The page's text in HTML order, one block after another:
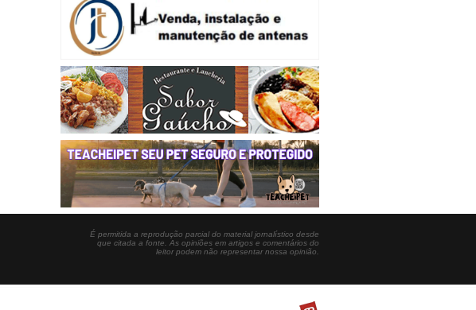
É permitida a reprodução parcial do material jornalístico desde
que citada a fonte. As opiniões em artigos e comentários do
leitor podem não representar nossa opinião.